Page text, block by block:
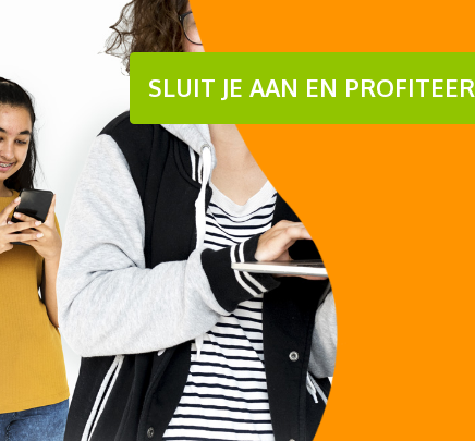
SLUIT JE AAN EN PROFITEER